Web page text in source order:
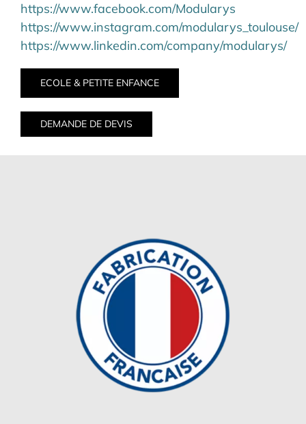
https://www.facebook.com/Modularys
https://www.instagram.com/modularys_toulouse/
https://www.linkedin.com/company/modularys/
ECOLE & PETITE ENFANCE
DEMANDE DE DEVIS